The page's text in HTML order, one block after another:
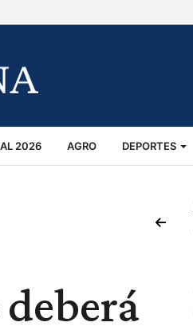
2026 AGRO DEPORTES